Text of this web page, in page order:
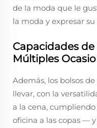
de la moda que le
la moda y expresar
Capacidades
Múltiples
Además, los bolsos
llevar, con la
a la cena,
oficina a las copas —